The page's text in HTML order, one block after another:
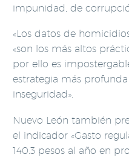
impunidad, de
«Los datos de
«son los más altos
por ello es
estrategia más
inseguridad».
Nuevo León también
el indicador «Gasto
140.3 pesos al año en